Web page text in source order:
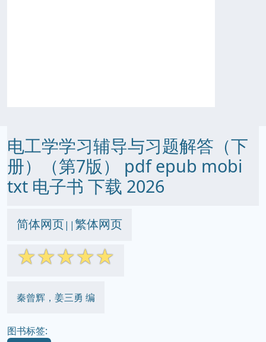
电工学学习辅导与习题解答（下
册）（第7版） pdf epub mobi
txt 电子书 下载 2026
简体网页||繁体网页
☆☆☆☆☆
秦曾辉，姜三勇 编
图书标签: